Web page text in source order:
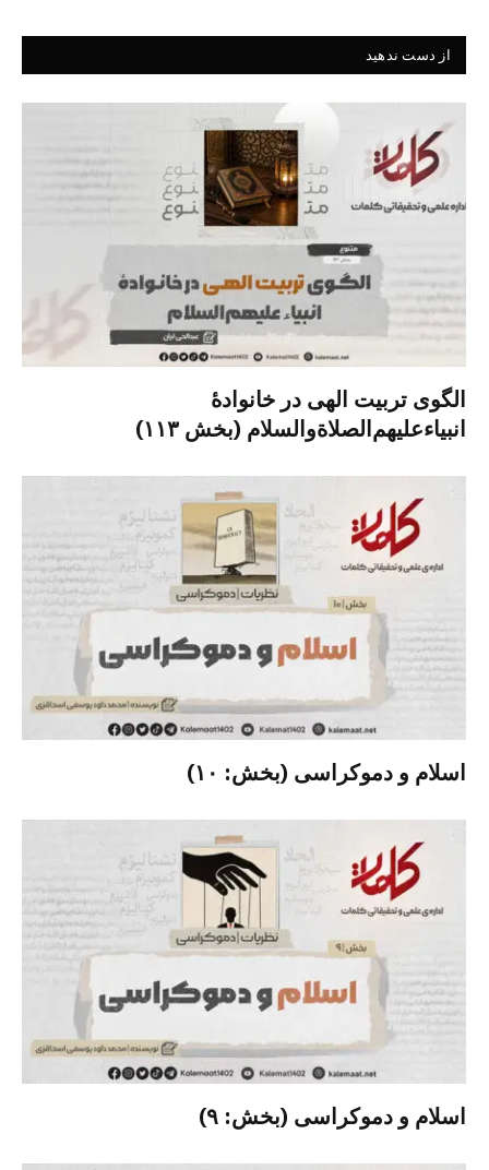
از دست ندهید
الگوی تربیت الهی در خانوادۀ
انبیاءعلیهم‌الصلاةو‌السلام (بخش ۱۱۳)
اسلام و دموکراسی (بخش: ۱۰)
اسلام و دموکراسی (بخش: ۹)